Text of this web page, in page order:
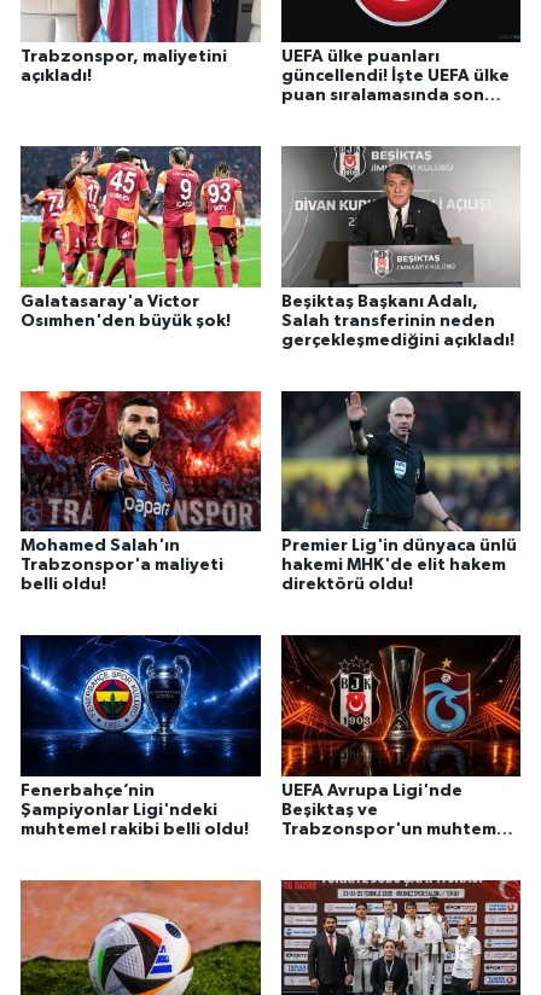
Trabzonspor, maliyetini
açıkladı!
UEFA ülke puanları
güncellendi! İşte UEFA ülke
puan sıralamasında son
Galatasaray'a Victor
Osımhen'den büyük şok!
Beşiktaş Başkanı Adalı,
Salah transferinin neden
gerçekleşmediğini açıkladı!
Mohamed Salah'ın
Trabzonspor'a maliyeti
belli oldu!
Premier Lig'in dünyaca ünlü
hakemi MHK'de elit hakem
direktörü oldu!
Fenerbahçe’nin
Şampiyonlar Ligi'ndeki
muhtemel rakibi belli oldu!
UEFA Avrupa Ligi'nde
Beşiktaş ve
Trabzonspor'un muhtemel